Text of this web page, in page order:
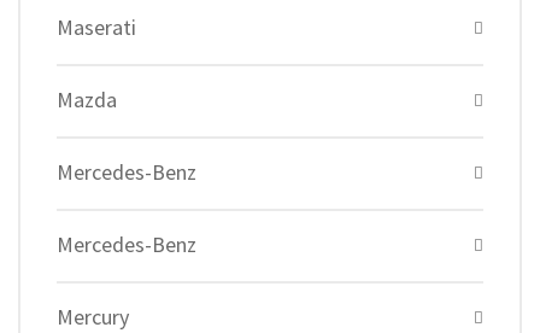
Maserati
Mazda
Mercedes-Benz
Mercedes-Benz
Mercury